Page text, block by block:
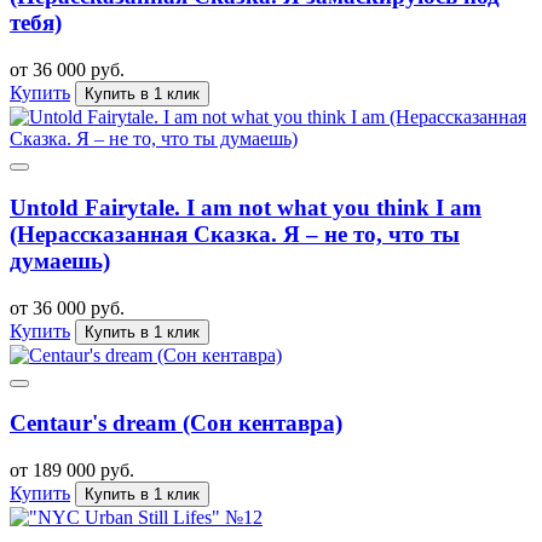
тебя)
от 36 000 руб.
Купить
Купить в 1 клик
Untold Fairytale. I am not what you think I am
(Нерассказанная Сказка. Я – не то, что ты
думаешь)
от 36 000 руб.
Купить
Купить в 1 клик
Centaur's dream (Сон кентавра)
от 189 000 руб.
Купить
Купить в 1 клик